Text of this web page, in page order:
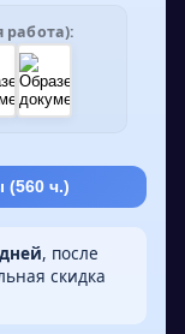
По
диплом о
образцам.
(560ч.)
, после
скидка